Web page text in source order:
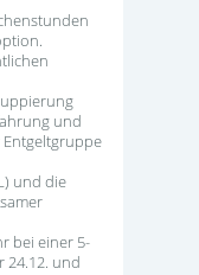
und
und die
bei einer 5-
24.12. und